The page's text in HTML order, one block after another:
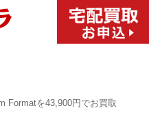
Formatを43,900円でお買取